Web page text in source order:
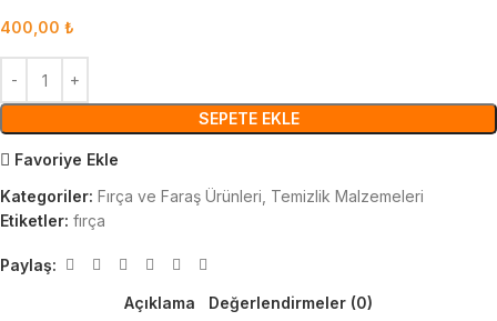
400,00 ₺
SEPETE EKLE
Favoriye Ekle
Kategoriler: Fırça ve Faraş Ürünleri Temizlik Malzemeleri
Etiketler: fırça
Paylaş:
Açıklama
Değerlendirmeler (0)